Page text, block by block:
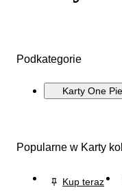
Podkategorie
Karty One
Popularne w Karty
Kup teraz